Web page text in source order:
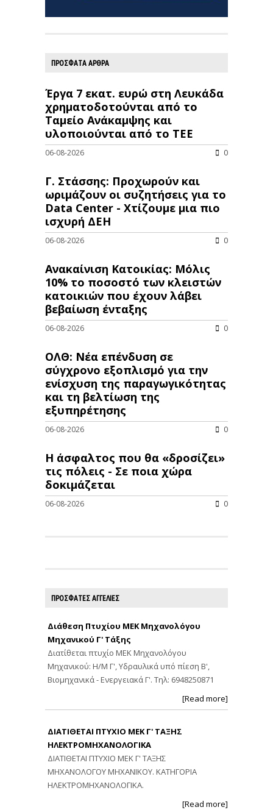
ΠΡΟΣΦΑΤΑ ΑΡΘΡΑ
Έργα 7 εκατ. ευρώ στη Λευκάδα
χρηματοδοτούνται από το
Ταμείο Ανάκαμψης και
υλοποιούνται από το ΤΕΕ
06-08-2026 0
Γ. Στάσσης: Προχωρούν και
ωριμάζουν οι συζητήσεις για το
Data Center - Χτίζουμε μια πιο
ισχυρή ΔΕΗ
06-08-2026 0
Ανακαίνιση Κατοικίας: Μόλις
10% το ποσοστό των κλειστών
κατοικιών που έχουν λάβει
βεβαίωση ένταξης
06-08-2026 0
ΟΛΘ: Νέα επένδυση σε
σύγχρονο εξοπλισμό για την
ενίσχυση της παραγωγικότητας
και τη βελτίωση της
εξυπηρέτησης
06-08-2026 0
Η άσφαλτος που θα «δροσίζει»
τις πόλεις - Σε ποια χώρα
δοκιμάζεται
06-08-2026 0
ΠΡΟΣΦΑΤΕΣ ΑΓΓΕΛΙΕΣ
Διάθεση Πτυχίου ΜΕΚ Μηχανολόγου
Μηχανικού Γ' Τάξης
Διατίθεται πτυχίο ΜΕΚ Μηχανολόγου
Μηχανικού: Η/Μ Γ', Υδραυλικά υπό πίεση Β',
Βιομηχανικά - Ενεργειακά Γ'. Τηλ: 6948250871
[Read more]
ΔΙΑΤΙΘΕΤΑΙ ΠΤΥΧΙΟ ΜΕΚ Γ' ΤΑΞΗΣ
ΗΛΕΚΤΡΟΜΗΧΑΝΟΛΟΓΙΚΑ
ΔΙΑΤΙΘΕΤΑΙ ΠΤΥΧΙΟ ΜΕΚ Γ' ΤΑΞΗΣ
ΜΗΧΑΝΟΛΟΓΟΥ ΜΗΧΑΝΙΚΟΥ. ΚΑΤΗΓΟΡΙΑ
ΗΛΕΚΤΡΟΜΗΧΑΝΟΛΟΓΙΚΑ.
[Read more]